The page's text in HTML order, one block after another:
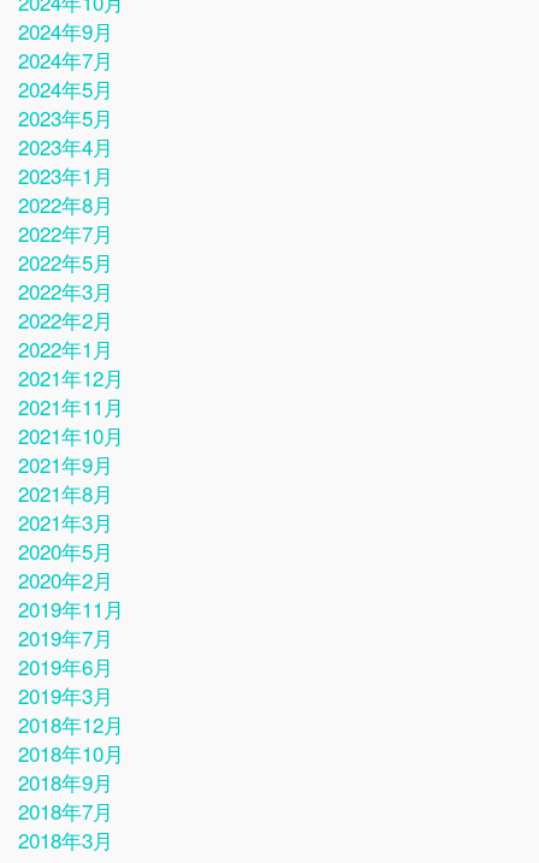
2024年9月
2024年7月
2024年5月
2023年5月
2023年4月
2023年1月
2022年8月
2022年7月
2022年5月
2022年3月
2022年2月
2022年1月
2021年12月
2021年11月
2021年10月
2021年9月
2021年8月
2021年3月
2020年5月
2020年2月
2019年11月
2019年7月
2019年6月
2019年3月
2018年12月
2018年10月
2018年9月
2018年7月
2018年3月